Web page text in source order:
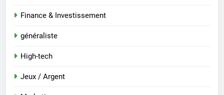
Finance & Investissement
généraliste
High-tech
Jeux / Argent